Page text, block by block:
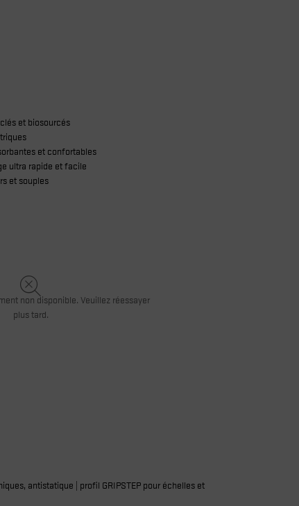
et biosourcés
et confortables
ultra rapide et facile
et souples
non disponible. Veuillez réessayer
plus tard.
antistatique | profil GRIPSTEP pour échelles et